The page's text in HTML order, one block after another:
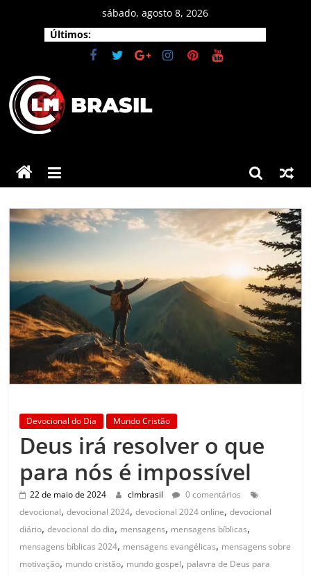
sábado, agosto 8, 2026
Últimos:
CLM
Brasil
As
principais
notícias
do
Brasil
do
mundo.
Devocional do Dia Mundo Cristão
Deus irá resolver o que
para nós é impossível
22 de maio de 2024 clmbrasil
0 comentários
devocional,devocional 2024,devocional 2024 online,devocional
diário,devocional do dia, mensagens, mensagens bíblicas,
mensagens bíblicas 2024, mensagens evangélicas, mensagens sobre
motivação, mundo cristão, mundo gospel, palavra de Deus para